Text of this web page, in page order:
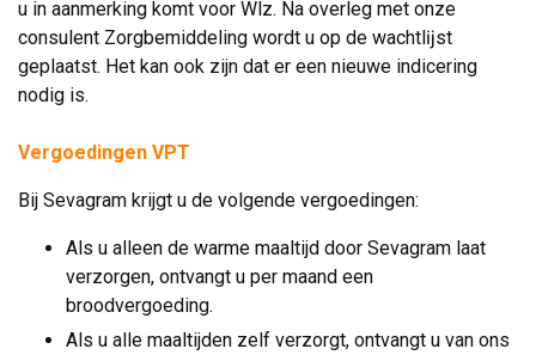
u in aanmerking komt voor Wlz. Na overleg met onze
consulent Zorgbemiddeling wordt u op de wachtlĳst
geplaatst. Het kan ook zijn dat er een nieuwe indicering
nodig is.
Vergoedingen VPT
Bij Sevagram krijgt u de volgende vergoedingen:
Als u alleen de warme maaltijd door Sevagram laat
verzorgen, ontvangt u per maand een
broodvergoeding.
Als u alle maaltijden zelf verzorgt, ontvangt u van ons